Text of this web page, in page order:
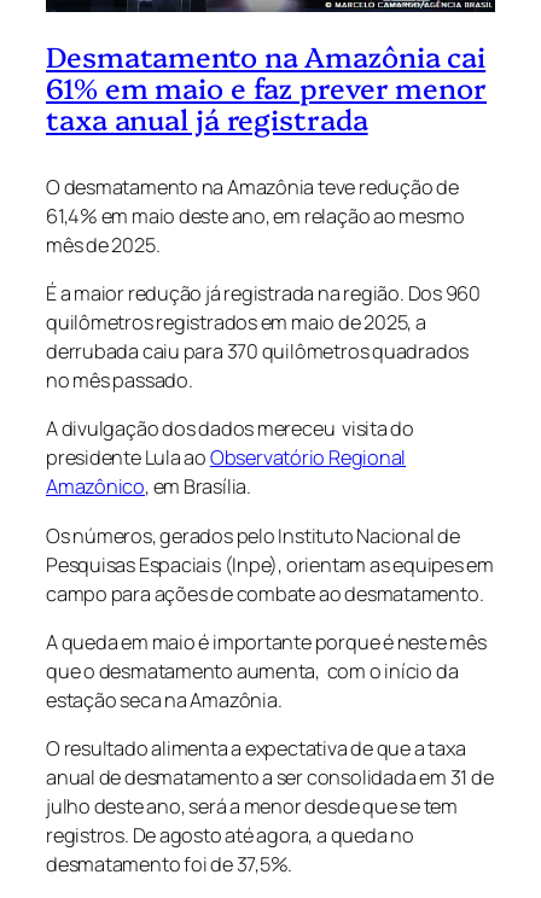
Desmatamento na Amazônia cai
61% em maio e faz prever menor
taxa anual já registrada
O desmatamento na Amazônia teve redução de
61,4% em maio deste ano, em relação ao mesmo
mês de 2025.
É a maior redução já registrada na região. Dos 960
quilômetros registrados em maio de 2025, a
derrubada caiu para 370 quilômetros quadrados
no mês passado.
A divulgação dos dados mereceu visita do
presidente Lula aoObservatório Regional
Amazônico, em Brasília.
Os números, gerados pelo Instituto Nacional de
Pesquisas Espaciais (Inpe), orientam as equipes em
campo para ações de combate ao desmatamento.
A queda em maio é importante porque é neste mês
que o desmatamento aumenta, com o início da
estação seca na Amazônia.
O resultado alimenta a expectativa de que a taxa
anual de desmatamento a ser consolidada em 31 de
julho deste ano, será a menor desde que se tem
registros. De agosto até agora, a queda no
desmatamento foi de 37,5%.